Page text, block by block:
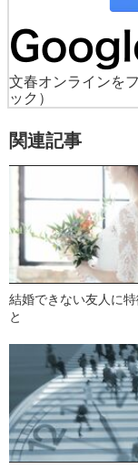
文春オンラインを
ック）
関連記事
結婚できない友人に特
と